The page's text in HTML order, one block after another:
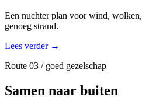
Een nuchter plan voor wind,
genoeg strand.
Lees verder →
Route 03 / goed gezelschap
Samen naar buiten